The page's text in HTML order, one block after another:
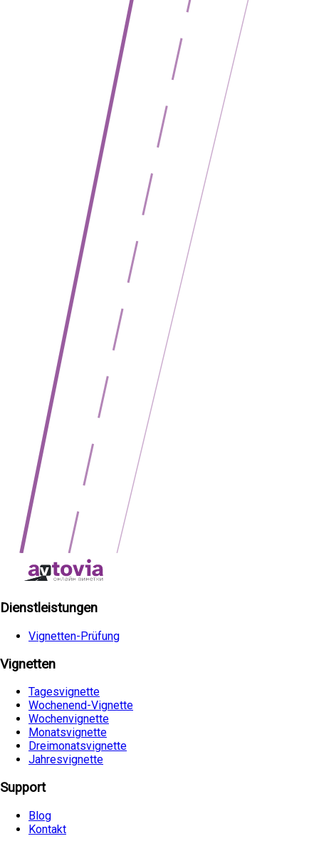
Dienstleistungen
Vignetten-Prüfung
Vignetten
Tagesvignette
Wochenend-Vignette
Wochenvignette
Monatsvignette
Dreimonatsvignette
Jahresvignette
Support
Blog
Kontakt